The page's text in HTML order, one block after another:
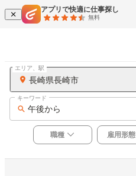
アプリで快適に仕事探し
無料
長崎県長崎市
エリア、駅
午後から
キーワード
職種 雇用形態